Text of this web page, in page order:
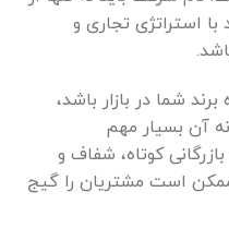
با استراتژی تجاری و
شما در بازار باشد،
آن بسیار مهم
کوتاه، شفاف و
ممکن است مشتریان را گیج